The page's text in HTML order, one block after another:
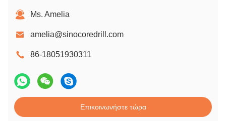
Ms. Amelia
amelia@sinocoredrill.com
86-18051930311
Επικοινωνήστε τώρα